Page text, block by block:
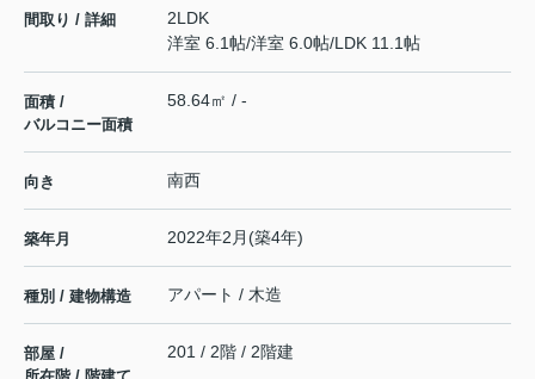
間取り / 詳細
2LDK
洋室 6.1帖/洋室 6.0帖/LDK 11.1帖
面積 /
バルコニー面積
58.64㎡ / -
向き 南西
築年月 2022年2月(築4年)
種別 / 建物構造 アパート / 木造
部屋 /
201 / 2階 / 2階建